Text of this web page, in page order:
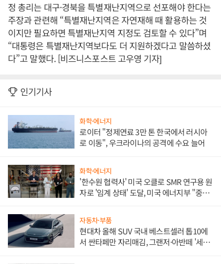
정 총리는 대구·경북을 특별재난지역으로 선포해야 한다는
주장과 관련해 “특별재난지역은 자연재해 때 활용하는 것
이지만 필요하면 특별재난지역 지정도 검토할 수 있다”며
“대통령은 특별재난지역보다도 더 지원하겠다고 말씀하셨
다”고 말했다. [비즈니스포스트 고우영 기자]
인기기사
화학·에너지
로이터 "정제연료 3만 톤 한국에서 러시아
로 이동", 우크라이나의 공격에 수요 늘어
화학·에너지
'한수원 협력사' 미국 오클로 SMR 연구용 원
자로 '임계 상태' 도달, 미국 에너지부 "중요
자동차·부품
현대차 올해 SUV 국내 베스트셀러 톱10에
서 싼타페만 자리매김, 그랜저·아반떼 '세단